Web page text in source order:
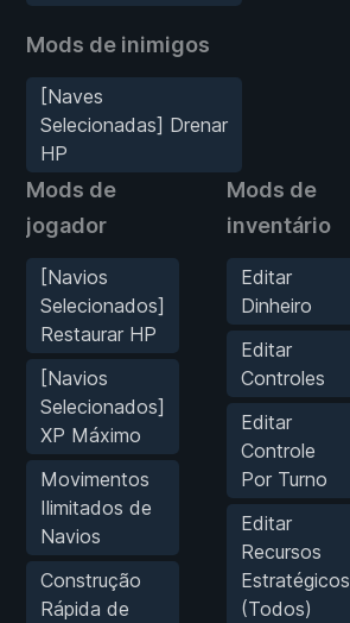
Mods de inimigos
[Naves
Selecionadas] Drenar
HP
Mods de
jogador
[Navios
Selecionados]
Restaurar HP
[Navios
Selecionados]
XP Máximo
Movimentos
Ilimitados de
Navios
Construção
Rápida de
Mods de
inventário
Editar
Dinheiro
Editar
Controles
Editar
Controle
Por Turno
Editar
Recursos
Estratégicos
(Todos)